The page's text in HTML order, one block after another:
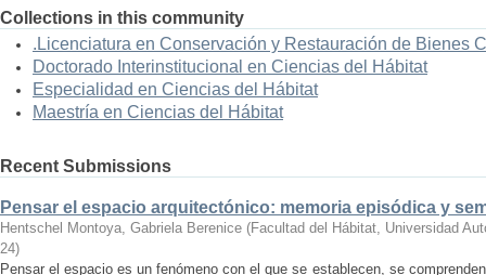
Collections in this community
.Licenciatura en Conservación y Restauración de Bienes
Doctorado Interinstitucional en Ciencias del Hábitat
Especialidad en Ciencias del Hábitat
Maestría en Ciencias del Hábitat
Recent Submissions
Pensar el espacio arquitectónico: memoria episódica y
Hentschel Montoya, Gabriela Berenice (Facultad del Hábitat, Universidad
24)
Pensar el espacio es un fenómeno con el que se establecen, se